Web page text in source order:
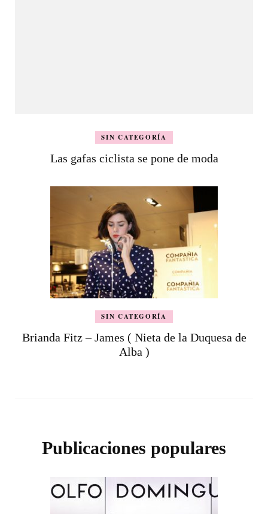
SIN CATEGORÍA
Las gafas ciclista se pone de moda
SIN CATEGORÍA
Brianda Fitz – James ( Nieta de la Duquesa de
Alba )
Publicaciones populares